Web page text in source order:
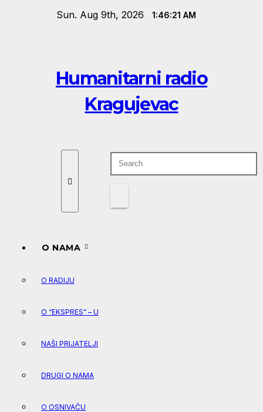
Sun. Aug 9th, 2026 1:46:21 AM
Humanitarni radio
Kragujevac
O NAMA
O RADIJU
O “EKSPRES” – U
NAŠI PRIJATELJI
DRUGI O NAMA
O OSNIVAČU